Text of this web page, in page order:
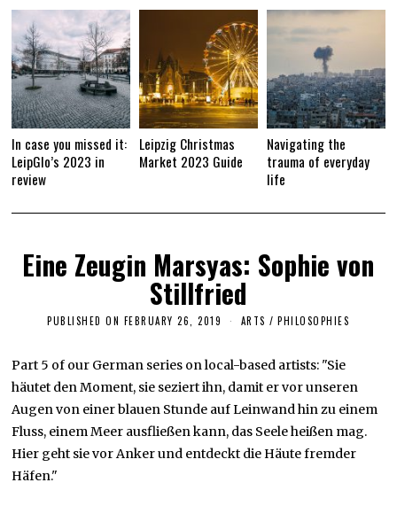
In case you missed it:
LeipGlo’s 2023 in
review
Leipzig Christmas
Market 2023 Guide
Navigating the
trauma of everyday
life
Eine Zeugin Marsyas: Sophie von
Stillfried
PUBLISHED ON FEBRUARY 26, 2019
R
U
A
Y
2
6
,
ARTS / PHILOSOPHIES
Part 5 of our German series on local-based artists: "Sie
häutet den Moment, sie seziert ihn, damit er vor unseren
Augen von einer blauen Stunde auf Leinwand hin zu einem
Fluss, einem Meer ausfließen kann, das Seele heißen mag.
Hier geht sie vor Anker und entdeckt die Häute fremder
Häfen."